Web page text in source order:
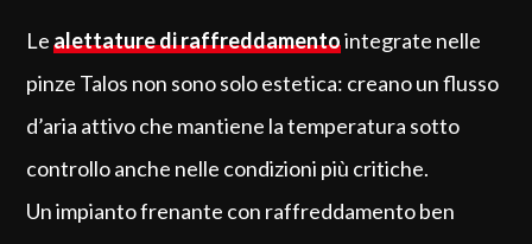
Lealettature di raffreddamentointegrate nelle
pinze Talos non sono solo estetica: creano un flusso
d’aria attivo che mantiene la temperatura sotto
controllo anche nelle condizioni più critiche.
Un impianto frenante con raffreddamento ben